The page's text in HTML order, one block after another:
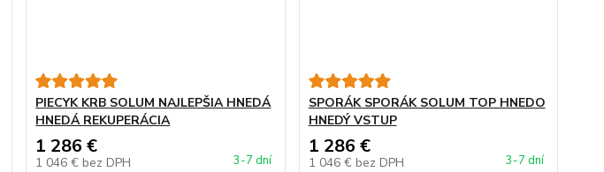
PIECYK KRB SOLUM NAJLEPŠIA HNEDÁ
HNEDÁ REKUPERÁCIA
1 286 €
1 046 € bez DPH 3-7 dní
SPORÁK SPORÁK SOLUM TOP HNEDO
HNEDÝ VSTUP
1 286 €
1 046 € bez DPH 3-7 dní